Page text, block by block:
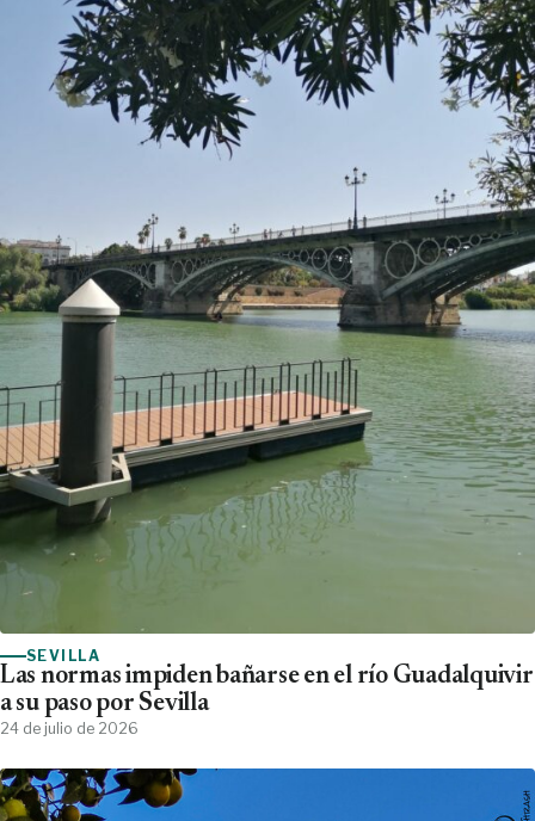
SEVILLA
Las normas impiden bañarse en el río Guadalquivir
a su paso por Sevilla
24 de julio de 2026